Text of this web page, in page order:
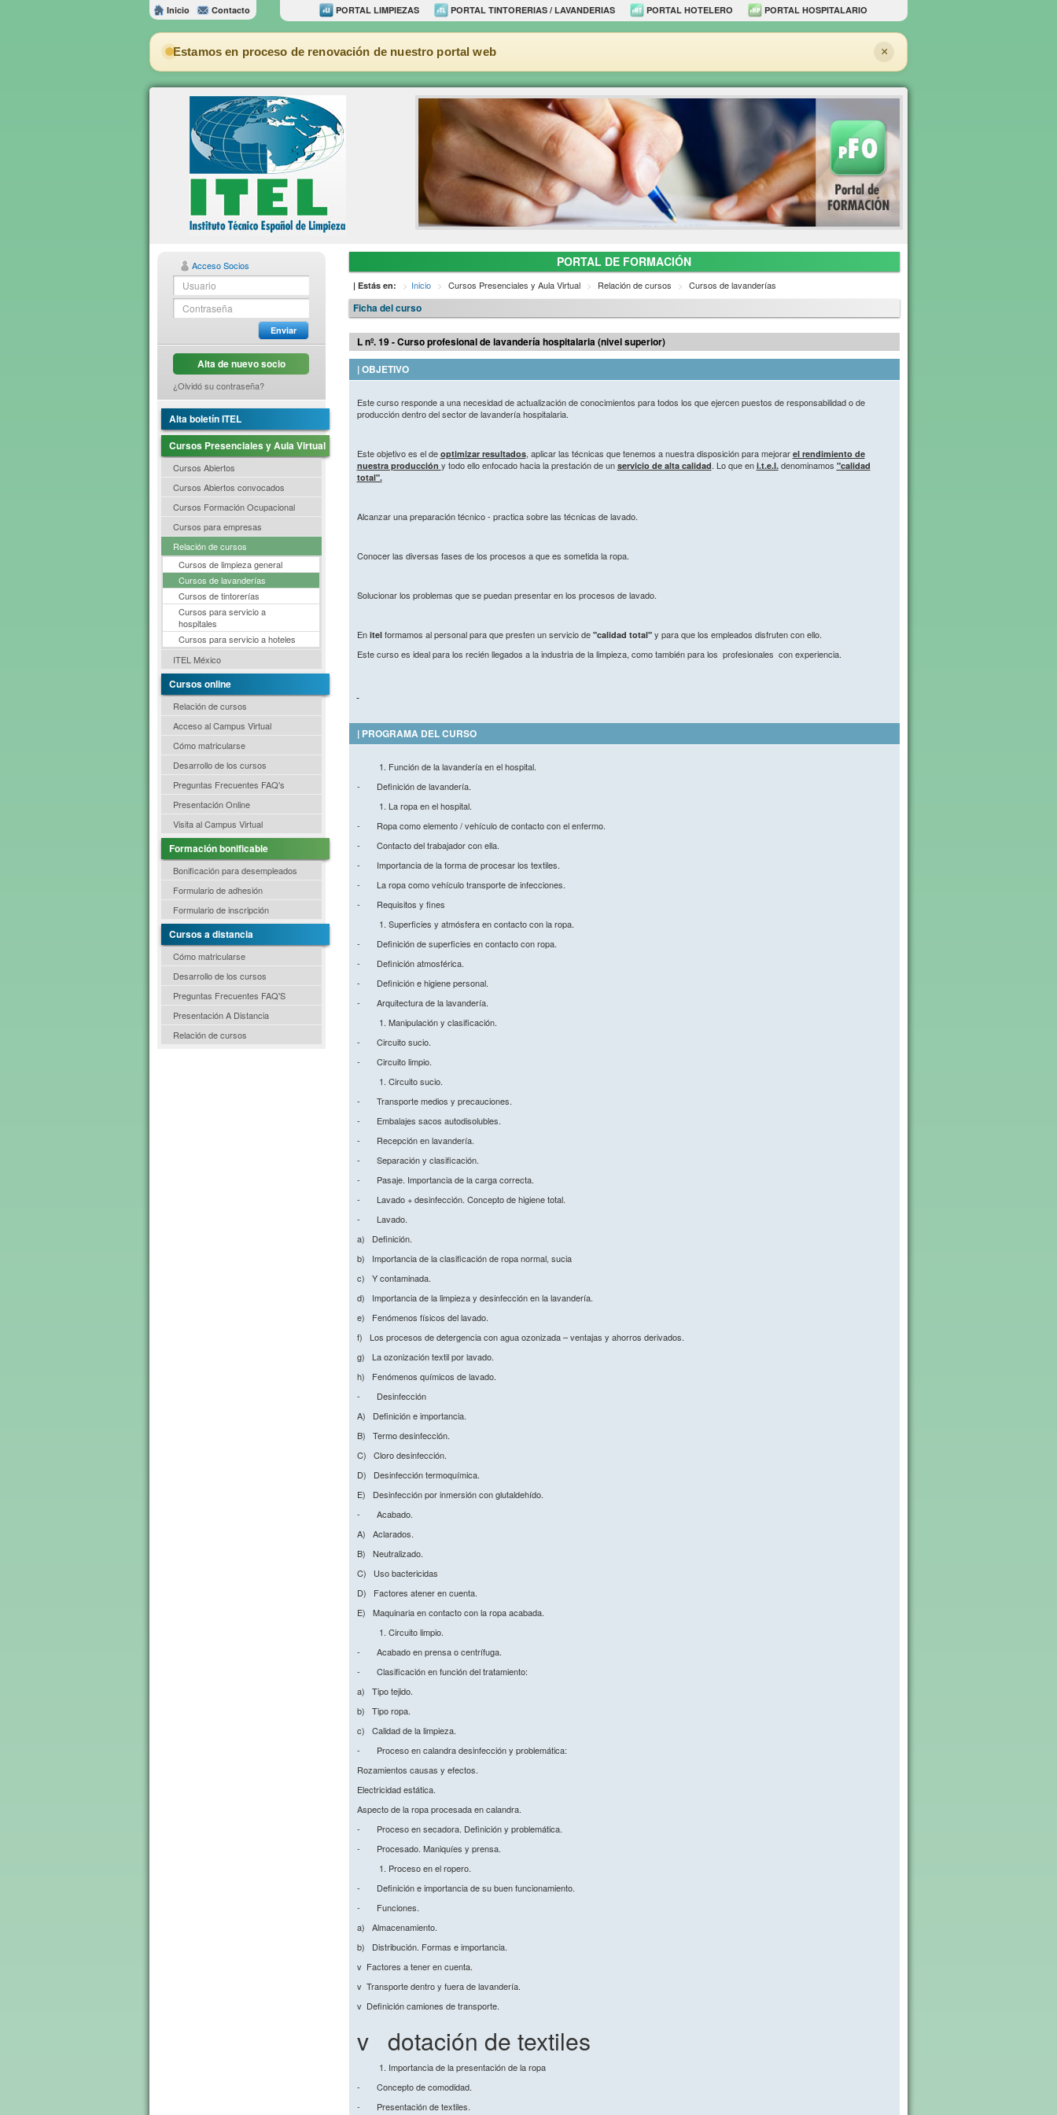
Inicio Contacto PORTAL LIMPIEZAS PORTAL TINTORERIAS / LAVANDERIAS PORTAL HOTELERO PORTAL HOSPITALARIO
Estamos en proceso de renovación de nuestro portal web ×
Acceso Socios
Enviar
Alta de nuevo socio
¿Olvidó su contraseña?
Alta boletín ITEL
Cursos Presenciales y Aula Virtual
Cursos Abiertos
Cursos Abiertos convocados
Cursos Formación Ocupacional
Cursos para empresas
Relación de cursos
Cursos de limpieza general
Cursos de lavanderías
Cursos de tintorerías
Cursos para servicio a
hospitales
Cursos para servicio a hoteles
ITEL México
Cursos online
Relación de cursos
Acceso al Campus Virtual
Cómo matricularse
Desarrollo de los cursos
Preguntas Frecuentes FAQ's
Presentación Online
Visita al Campus Virtual
Formación bonificable
Bonificación para desempleados
Formulario de adhesión
Formulario de inscripción
Cursos a distancia
Cómo matricularse
Desarrollo de los cursos
Preguntas Frecuentes FAQ'S
Presentación A Distancia
Relación de cursos
PORTAL DE FORMACIÓN
| Estás en: Inicio Cursos Presenciales y Aula Virtual Relación de cursos Cursos de lavanderías
Ficha del curso
L nº. 19 - Curso profesional de lavandería hospitalaria (nivel superior)
| OBJETIVO
Este curso responde a una necesidad de actualización de conocimientos para todos los que ejercen puestos de responsabilidad o de
producción dentro del sector de lavandería hospitalaria.
Este objetivo es el de optimizar resultados, aplicar las técnicas que tenemos a nuestra disposición para mejorar el rendimiento de
nuestra producción y todo ello enfocado hacia la prestación de un servicio de alta calidad. Lo que en i.t.e.l.denominamos "calidad
total".
Alcanzar una preparación técnico - practica sobre las técnicas de lavado.
Conocer las diversas fases de los procesos a que es sometida la ropa.
Solucionar los problemas que se puedan presentar en los procesos de lavado.
En itelformamos al personal para que presten un servicio de "calidad total" y para que los empleados disfruten con ello.
Este curso es ideal para los recién llegados a la industria de la limpieza, como también para los profesionales con experiencia.
| PROGRAMA DEL CURSO
Función de la lavandería en el hospital.
- Definición de lavandería.
La ropa en el hospital.
- Ropa como elemento / vehículo de contacto con el enfermo.
- Contacto del trabajador con ella.
- Importancia de la forma de procesar los textiles.
- La ropa como vehículo transporte de infecciones.
- Requisitos y fines
Superficies y atmósfera en contacto con la ropa.
- Definición de superficies en contacto con ropa.
- Definición atmosférica.
- Definición e higiene personal.
- Arquitectura de la lavandería.
Manipulación y clasificación.
- Circuito sucio.
- Circuito limpio.
Circuito sucio.
- Transporte medios y precauciones.
- Embalajes sacos autodisolubles.
- Recepción en lavandería.
- Separación y clasificación.
- Pasaje. Importancia de la carga correcta.
- Lavado + desinfección. Concepto de higiene total.
- Lavado.
a) Definición.
b) Importancia de la clasificación de ropa normal, sucia
c) Y contaminada.
d) Importancia de la limpieza y desinfección en la lavandería.
e) Fenómenos físicos del lavado.
f) Los procesos de detergencia con agua ozonizada – ventajas y ahorros derivados.
g) La ozonización textil por lavado.
h) Fenómenos químicos de lavado.
- Desinfección
A) Definición e importancia.
B) Termo desinfección.
C) Cloro desinfección.
D) Desinfección termoquímica.
E) Desinfección por inmersión con glutaldehído.
- Acabado.
A) Aclarados.
B) Neutralizado.
C) Uso bactericidas
D) Factores atener en cuenta.
E) Maquinaria en contacto con la ropa acabada.
Circuito limpio.
- Acabado en prensa o centrífuga.
- Clasificación en función del tratamiento:
a) Tipo tejido.
b) Tipo ropa.
c) Calidad de la limpieza.
- Proceso en calandra desinfección y problemática:
Rozamientos causas y efectos.
Electricidad estática.
Aspecto de la ropa procesada en calandra.
- Proceso en secadora. Definición y problemática.
- Procesado. Maniquíes y prensa.
Proceso en el ropero.
- Definición e importancia de su buen funcionamiento.
- Funciones.
a) Almacenamiento.
b) Distribución. Formas e importancia.
v Factores a tener en cuenta.
v Transporte dentro y fuera de lavandería.
v Definición camiones de transporte.
v dotación de textiles
Importancia de la presentación de la ropa
- Concepto de comodidad.
- Presentación de textiles.